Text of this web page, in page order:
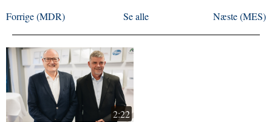
Forrige (MDR)
Se alle Næste (MES)
2:22